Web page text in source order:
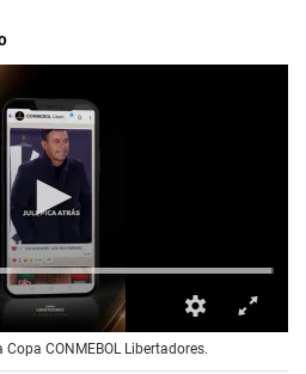
CONMEBOL Libertadores.